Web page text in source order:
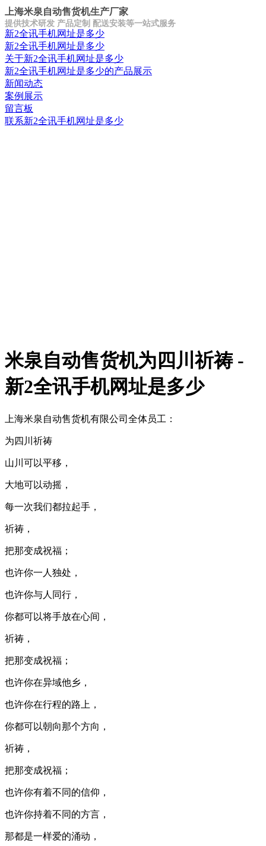
上海米泉自动售货机生产厂家
提供技术研发 产品定制 配送安装等一站式服务
新2全讯手机网址是多少
新2全讯手机网址是多少
关于新2全讯手机网址是多少
新2全讯手机网址是多少的产品展示
新闻动态
案例展示
留言板
联系新2全讯手机网址是多少
米泉自动售货机为四川祈祷 -
新2全讯手机网址是多少
上海米泉自动售货机有限公司全体员工：
为四川祈祷
山川可以平移，
大地可以动摇，
每一次我们都拉起手，
祈祷，
把那变成祝福；
也许你一人独处，
也许你与人同行，
你都可以将手放在心间，
祈祷，
把那变成祝福；
也许你在异域他乡，
也许你在行程的路上，
你都可以朝向那个方向，
祈祷，
把那变成祝福；
也许你有着不同的信仰，
也许你持着不同的方言，
那都是一样爱的涌动，